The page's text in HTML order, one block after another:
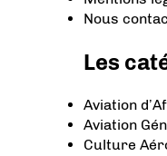
Nous
Les
Aviation
Aviation
Culture